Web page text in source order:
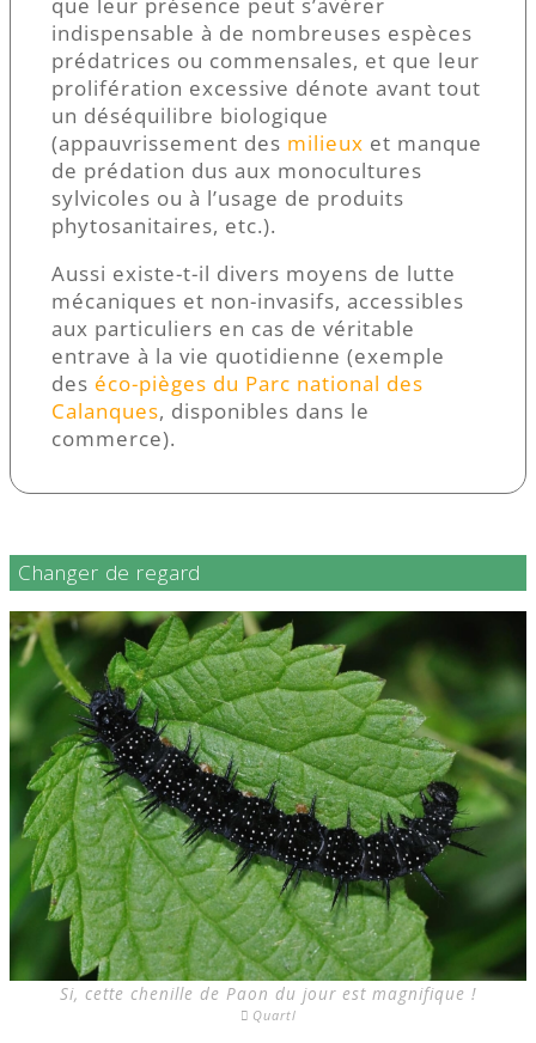
indispensable à de nombreuses espèces
prédatrices ou commensales, et que leur
prolifération excessive dénote avant tout
un déséquilibre biologique
(appauvrissement des milieux et manque
de prédation dus aux monocultures
sylvicoles ou à l’usage de produits
phytosanitaires, etc.).
Aussi existe-t-il divers moyens de lutte
mécaniques et non-invasifs, accessibles
aux particuliers en cas de véritable
entrave à la vie quotidienne (exemple
des éco-pièges du Parc national des
Calanques, disponibles dans le
commerce).
Changer de regard
Si, cette chenille de Paon du jour est magnifique !
Quartl